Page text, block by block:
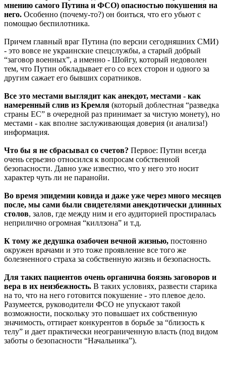
мнению самого Путина и ФСО) опасностью покушения на
него. Особенно (почему-то?) он боиться, что его убьют с
помощью беспилотника.
Причем главный враг Путина (по версии сегодняшних СМИ)
- это вовсе не украинские спецслужбы, а старый добрый
“заговор военных”, а именно - Шойгу, который недоволен
тем, что Путин обкладывает его со всех сторон и одного за
другим сажает его бывших соратников.
Все это местами выглядит как анекдот, местами - как
намеренный слив из Кремля (который доблестная “разведка
страны ЕС” в очередной раз принимает за чистую монету), но
местами - как вполне заслуживающая доверия (и анализа!)
информация.
Что бы я не сбрасывал со счетов? Первое: Путин всегда
очень серьезно относился к вопросам собственной
безопасности. Давно уже известно, что у него это носит
характер чуть ли не паранойи.
Во время эпидемии ковида и даже уже через много месяцев
после, мы сами были свидетелями анекдотически длинных
столов, залов, где между ним и его аудиторией простиралась
неприлично огромная “киллзона” и т.д.
К тому же дедушка озабочен вечной жизнью, постоянно
окружен врачами и это тоже проявление все того же
болезненного страха за собственную жизнь и безопасность.
Для таких пациентов очень органична боязнь заговоров и
вера в их неизбежность. В таких условиях, развести старика
на то, что на него готовится покушение - это плевое дело.
Разумеется, руководители ФСО не упускают такой
возможности, поскольку это повышает их собственную
значимость, оттирает конкурентов в борьбе за “близость к
телу” и дает практически неограниченную власть (под видом
заботы о безопасности “Начальника”).